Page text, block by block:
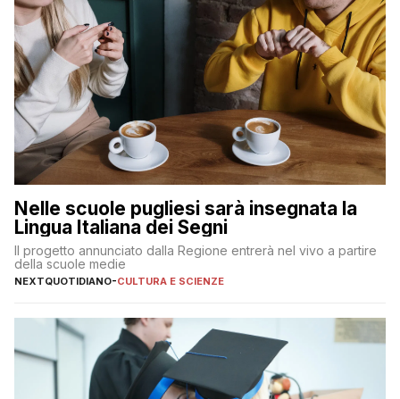
Nelle scuole pugliesi sarà insegnata la
Lingua Italiana dei Segni
Il progetto annunciato dalla Regione entrerà nel vivo a partire
della scuole medie
NEXTQUOTIDIANO-CULTURA E SCIENZE